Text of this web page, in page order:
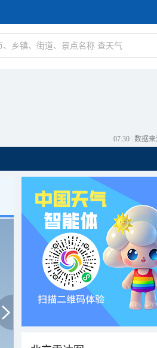
07:30 数据